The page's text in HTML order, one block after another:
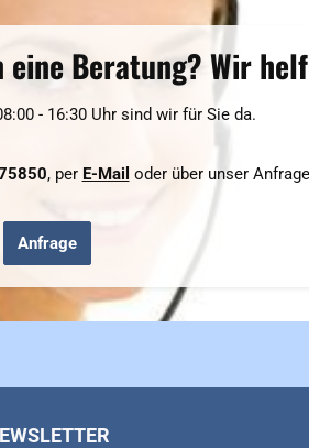
eine Beratung? Wir
- 16:30 Uhr sind wir für Sie da.
, per E-Mail oder über unser
Anfrage